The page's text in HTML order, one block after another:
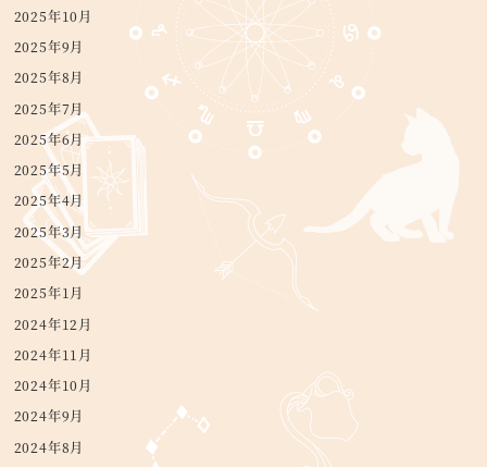
2025年10月
2025年9月
2025年8月
2025年7月
2025年6月
2025年5月
2025年4月
2025年3月
2025年2月
2025年1月
2024年12月
2024年11月
2024年10月
2024年9月
2024年8月